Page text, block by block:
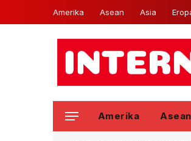
Amerika Asean Asia
Amerika Asean